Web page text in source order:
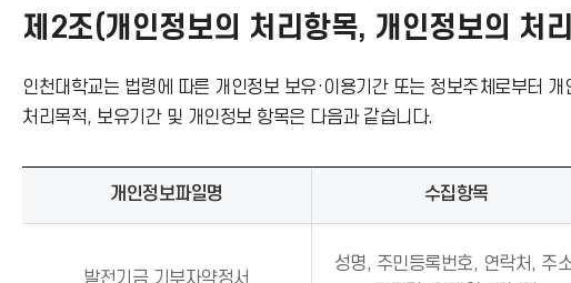
제2조(개인정보의 처리항목, 개인정보의 처
인천대학교는 법령에 따른 개인정보 보유·이용기간 또는 정보주체로부터
처리목적, 보유기간 및 개인정보 항목은 다음과 같습니다.
개인정보파일명 수집항목
발전기금 기부자약정서
성명, 주민등록번호, 연락처, 주